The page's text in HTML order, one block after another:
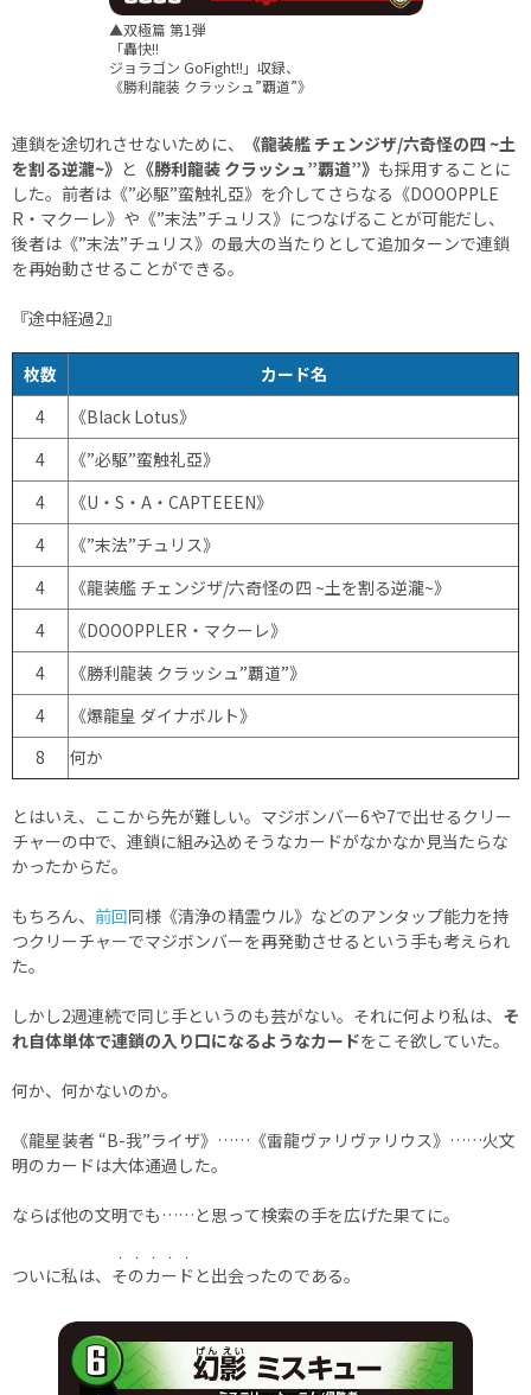
▲双極篇 第1弾
「轟快!!
ジョラゴン GoFight!!」収録、
《勝利龍装 クラッシュ”覇道”》
連鎖を途切れさせないために、
《龍装艦 チェンジザ/六奇怪の四 ~土
を割る逆瀧~》 と 《勝利龍装 クラッシュ”覇道”》 も採用することに
した。前者は《”必駆”蛮触礼亞》を介してさらなる《DOOOPPLE
R・マクーレ》や《”末法”チュリス》につなげることが可能だし、
後者は《”末法”チュリス》の最大の当たりとして追加ターンで連鎖
を再始動させることができる。
『途中経過2』
枚数
カード名
4
《Black Lotus》
4
《”必駆”蛮触礼亞》
4
《U・S・A・CAPTEEEN》
4
《”末法”チュリス》
4
《龍装艦 チェンジザ/六奇怪の四 ~土を割る逆瀧~》
4
《DOOOPPLER・マクーレ》
4
《勝利龍装 クラッシュ”覇道”》
4
《爆龍皇 ダイナボルト》
8
何か
とはいえ、ここから先が難しい。マジボンバー6や7で出せるクリー
チャーの中で、連鎖に組み込めそうなカードがなかなか見当たらな
かったからだ。
もちろん、 前回同様《清浄の精霊ウル》などのアンタップ能力を持
つクリーチャーでマジボンバーを再発動させるという手も考えられ
た。
しかし2週連続で同じ手というのも芸がない。それに何より私は、 そ
れ自体単体で連鎖の入り口になるようなカードをこそ欲していた。
何か、何かないのか。
《龍星装者 “B-我”ライザ》……《雷龍ヴァリヴァリウス》……火文
明のカードは大体通過した。
ならば他の文明でも……と思って検索の手を広げた果てに。
ついに私は、 そのカード
・・・・・
と出会ったのである。